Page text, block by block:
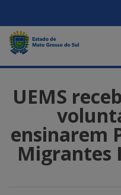
UEMS
ensinarem
Migrantes